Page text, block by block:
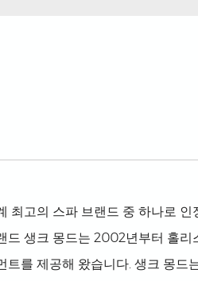
최고의 스파 브랜드 중 하나로
드 생크 몽드는 2002년부터 홀
트를 제공해 왔습니다. 생크 몽드